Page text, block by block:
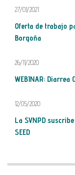
27/01/2021
Oferta de trabajo
Borgoña
26/11/2020
WEBINAR:
12/05/2020
La SVNPD
SEED